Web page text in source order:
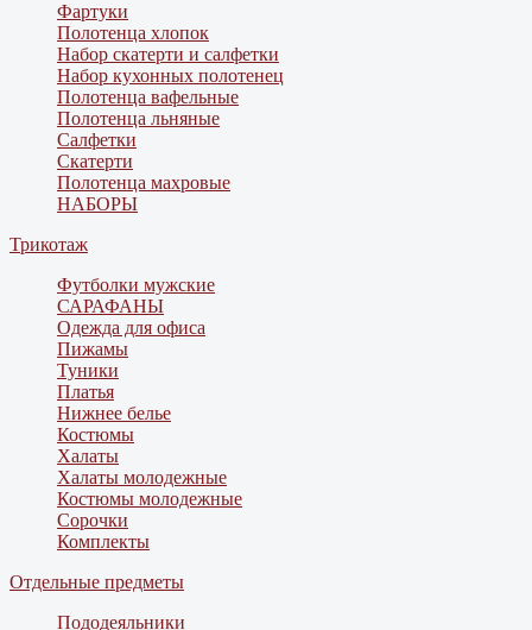
Фартуки
Полотенца хлопок
Набор скатерти и салфетки
Набор кухонных полотенец
Полотенца вафельные
Полотенца льняные
Салфетки
Скатерти
Полотенца махровые
НАБОРЫ
Трикотаж
Футболки мужские
САРАФАНЫ
Одежда для офиса
Пижамы
Туники
Платья
Нижнее белье
Костюмы
Халаты
Халаты молодежные
Костюмы молодежные
Сорочки
Комплекты
Отдельные предметы
Пододеяльники